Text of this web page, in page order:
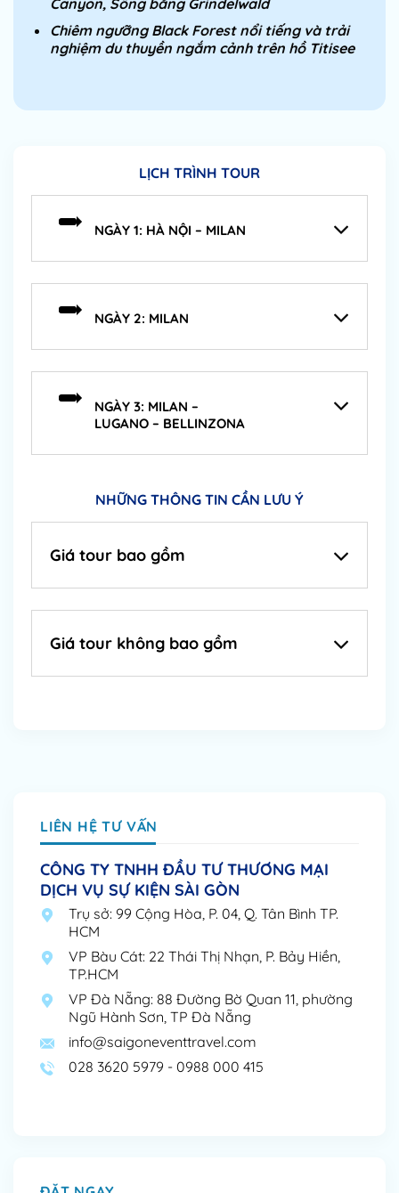
Canyon, Sông băng Grindelwald
Chiêm ngưỡng Black Forest nổi tiếng và trải
nghiệm du thuyền ngắm cảnh trên hồ Titisee
LỊCH TRÌNH TOUR
NGÀY 1: HÀ NỘI – MILAN
NGÀY 2: MILAN
NGÀY 3: MILAN –
LUGANO – BELLINZONA
NHỮNG THÔNG TIN CẦN LƯU Ý
Giá tour bao gồm
Giá tour không bao gồm
LIÊN HỆ TƯ VẤN
CÔNG TY TNHH ĐẦU TƯ THƯƠNG MẠI
DỊCH VỤ SỰ KIỆN SÀI GÒN
Trụ sở: 99 Cộng Hòa, P. 04, Q. Tân Bình TP.
HCM
VP Bàu Cát: 22 Thái Thị Nhạn, P. Bảy Hiền,
TP.HCM
VP Đà Nẵng: 88 Đường Bờ Quan 11, phường
Ngũ Hành Sơn, TP Đà Nẵng
info@saigoneventtravel.com
028 3620 5979 - 0988 000 415